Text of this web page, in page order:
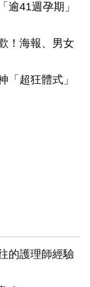
逾41週孕期」
！海報、男女
「超狂體式」
的護理師經驗